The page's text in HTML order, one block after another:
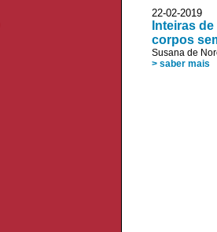
22-02-
Inteiras
corpos
Susana de
> saber mais